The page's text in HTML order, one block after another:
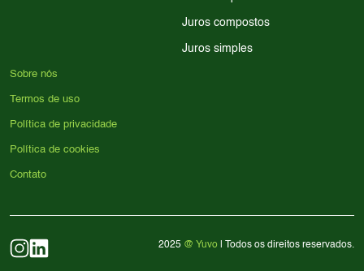
Juros compostos
Juros simples
Sobre nós
Termos de uso
Política de privacidade
Política de cookies
Contato
2025 @ Yuvo | Todos os direitos reservados.